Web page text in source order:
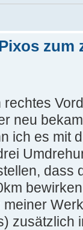
zum
neu
ich es mit
dass
zusätzlich